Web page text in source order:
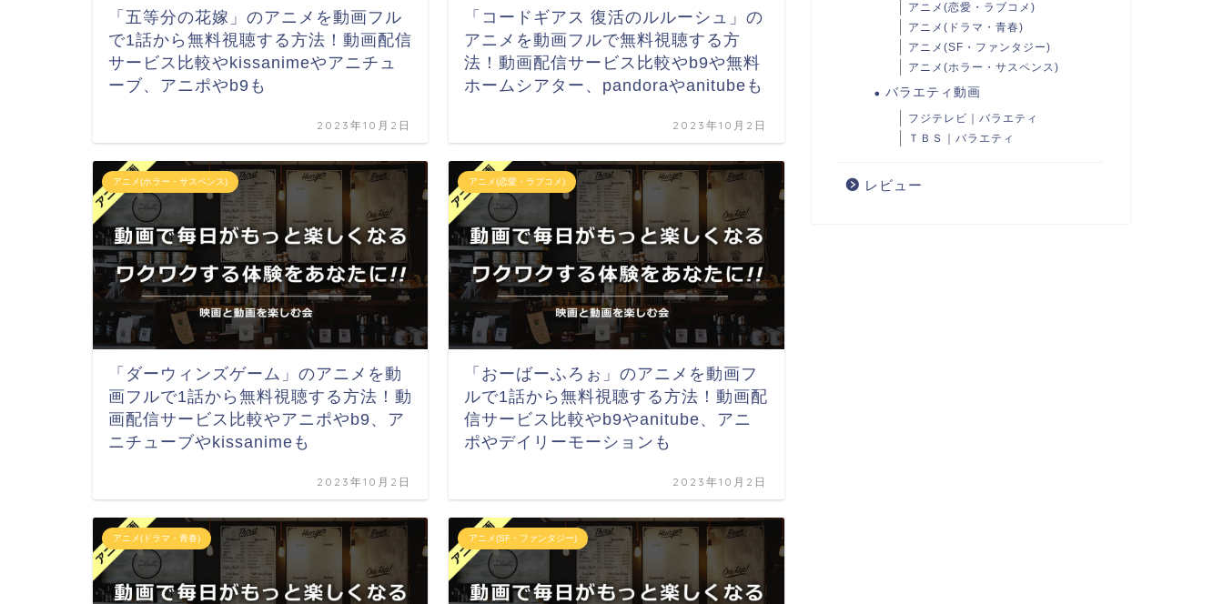
「五等分の花嫁」のアニメを動画フル
で1話から無料視聴する方法！動画配信
サービス比較やkissanimeやアニチュ
ーブ、アニポやb9も
2023年10月2日
「コードギアス 復活のルルーシュ」の
アニメを動画フルで無料視聴する方
法！動画配信サービス比較やb9や無料
ホームシアター、pandoraやanitubeも
2023年10月2日
アニメ(ホラー・サスペンス)
「ダーウィンズゲーム」のアニメを動
画フルで1話から無料視聴する方法！動
画配信サービス比較やアニポやb9、ア
ニチューブやkissanimeも
2023年10月2日
アニメ(恋愛・ラブコメ)
「おーばーふろぉ」のアニメを動画フ
ルで1話から無料視聴する方法！動画配
信サービス比較やb9やanitube、アニ
ポやデイリーモーションも
2023年10月2日
アニメ(ドラマ・青春) アニメ(SF・ファンタジー)
アニメ(恋愛・ラブコメ)
アニメ(ドラマ・青春)
アニメ(SF・ファンタジー)
アニメ(ホラー・サスペンス)
バラエティ動画
フジテレビ｜バラエティ
ＴＢＳ｜バラエティ
レビュー